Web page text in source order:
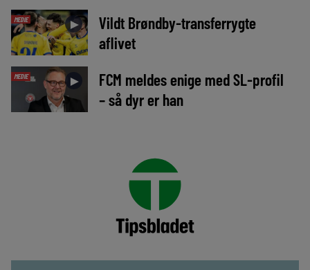
MEDIE ►
Vildt Brøndby-transferrygte
aflivet
MEDIE ►
FCM meldes enige med SL-profil
– så dyr er han